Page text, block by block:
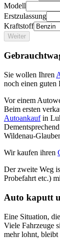
Modell
Erstzulassung
Kraftstoff
Weiter
Sie wollen Ihren
noch einen guten
Vor einem
Beim ersten
Autoankaufin
Wildenau-
Wir kaufen ihren
Der zweite Weg
Probefahrt etc.)
Auto kaputt
Eine Situation,
Viele Fahrzeuge
mehr lohnt,